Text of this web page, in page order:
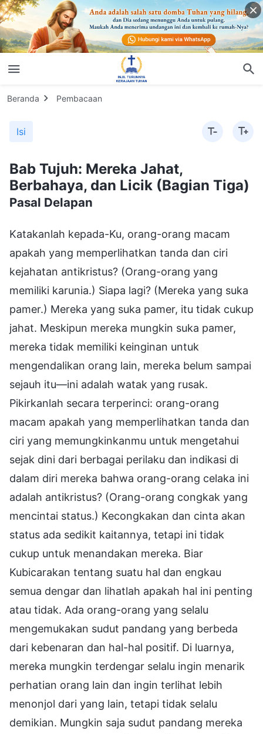
Beranda Pembacaan
Isi
Bab Tujuh: Mereka Jahat,
Berbahaya, dan Licik (Bagian Tiga)
Pasal Delapan
Katakanlah kepada-Ku, orang-orang macam
apakah yang memperlihatkan tanda dan ciri
kejahatan antikristus? (Orang-orang yang
memiliki karunia.) Siapa lagi? (Mereka yang suka
pamer.) Mereka yang suka pamer, itu tidak cukup
jahat. Meskipun mereka mungkin suka pamer,
mereka tidak memiliki keinginan untuk
mengendalikan orang lain, mereka belum sampai
sejauh itu—ini adalah watak yang rusak.
Pikirkanlah secara terperinci: orang-orang
macam apakah yang memperlihatkan tanda dan
ciri yang memungkinkanmu untuk mengetahui
sejak dini dari berbagai perilaku dan indikasi di
dalam diri mereka bahwa orang-orang celaka ini
adalah antikristus? (Orang-orang congkak yang
mencintai status.) Kecongkakan dan cinta akan
status ada sedikit kaitannya, tetapi ini tidak
cukup untuk menandakan mereka. Biar
Kubicarakan tentang suatu hal dan engkau
semua dengar dan lihatlah apakah hal ini penting
atau tidak. Ada orang-orang yang selalu
mengemukakan sudut pandang yang berbeda
dari kebenaran dan hal-hal positif. Di luarnya,
mereka mungkin terdengar selalu ingin menarik
perhatian orang lain dan ingin terlihat lebih
menonjol dari yang lain, tetapi tidak selalu
demikian. Mungkin saja sudut pandang mereka